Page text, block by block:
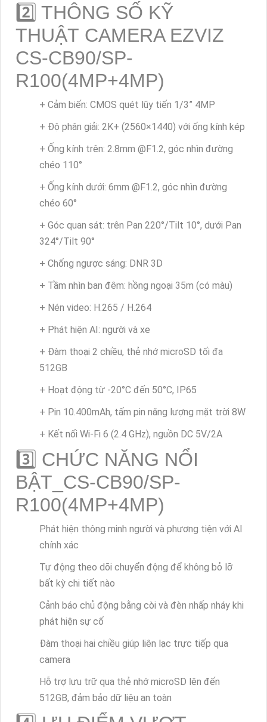
2️⃣ THÔNG SỐ KỸ
THUẬT CAMERA EZVIZ
CS-CB90/SP-
R100(4MP+4MP)
+ Cảm biến: CMOS quét lũy tiến 1/3” 4MP
+ Độ phân giải: 2K+ (2560×1440) với ống kính kép
+ Ống kính trên: 2.8mm @F1.2, góc nhìn đường
chéo 110°
+ Ống kính dưới: 6mm @F1.2, góc nhìn đường
chéo 60°
+ Góc quan sát: trên Pan 220°/Tilt 10°, dưới Pan
324°/Tilt 90°
+ Chống ngược sáng: DNR 3D
+ Tầm nhìn ban đêm: hồng ngoại 35m (có màu)
+ Nén video: H.265 / H.264
+ Phát hiện AI: người và xe
+ Đàm thoại 2 chiều, thẻ nhớ microSD tối đa
512GB
+ Hoạt động từ -20°C đến 50°C, IP65
+ Pin 10.400mAh, tấm pin năng lượng mặt trời 8W
+ Kết nối Wi-Fi 6 (2.4 GHz), nguồn DC 5V/2A
3️⃣ CHỨC NĂNG NỔI
BẬT_CS-CB90/SP-
R100(4MP+4MP)
Phát hiện thông minh người và phương tiện với AI
chính xác
Tự động theo dõi chuyển động để không bỏ lỡ
bất kỳ chi tiết nào
Cảnh báo chủ động bằng còi và đèn nhấp nháy khi
phát hiện sự cố
Đàm thoại hai chiều giúp liên lạc trực tiếp qua
camera
Hỗ trợ lưu trữ qua thẻ nhớ microSD lên đến
512GB, đảm bảo dữ liệu an toàn